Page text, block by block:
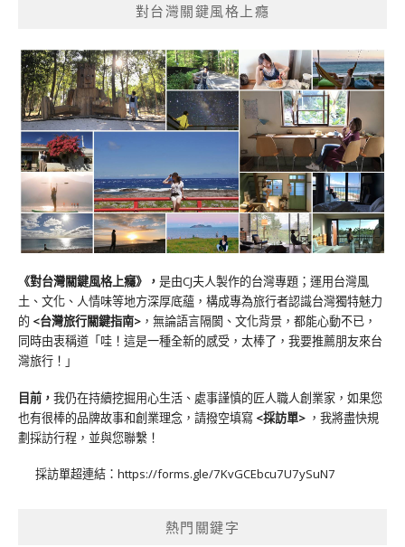
對台灣關鍵風格上癮
《對台灣關鍵風格上癮》 ， 是由CJ夫人製作的台灣專題；運用台灣風
土、文化、人情味等地方深厚底蘊，構成專為旅行者認識台灣獨特魅力
的 <台灣旅行關鍵指南> ，無論語言隔閡、文化背景，都能心動不已，
同時由衷稱道「哇！這是一種全新的感受，太棒了，我要推薦朋友來台
灣旅行！」
目前， 我仍在持續挖掘用心生活、處事謹慎的匠人職人創業家，如果您
也有很棒的品牌故事和創業理念，請撥空填寫 <採訪單> ，我將盡快規
劃採訪行程，並與您聯繫！
採訪單超連結： https://forms.gle/7KvGCEbcu7U7ySuN7
熱門關鍵字